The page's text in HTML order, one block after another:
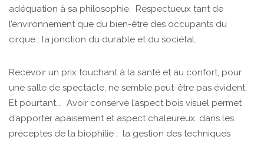
adéquation à sa philosophie. Respectueux tant de
l’environnement que du bien-être des occupants du
cirque : la jonction du durable et du sociétal.
Recevoir un prix touchant à la santé et au confort, pour
une salle de spectacle, ne semble peut-être pas évident.
Et pourtant…. Avoir conservé l’aspect bois visuel permet
d’apporter apaisement et aspect chaleureux, dans les
préceptes de la biophilie ; la gestion des techniques